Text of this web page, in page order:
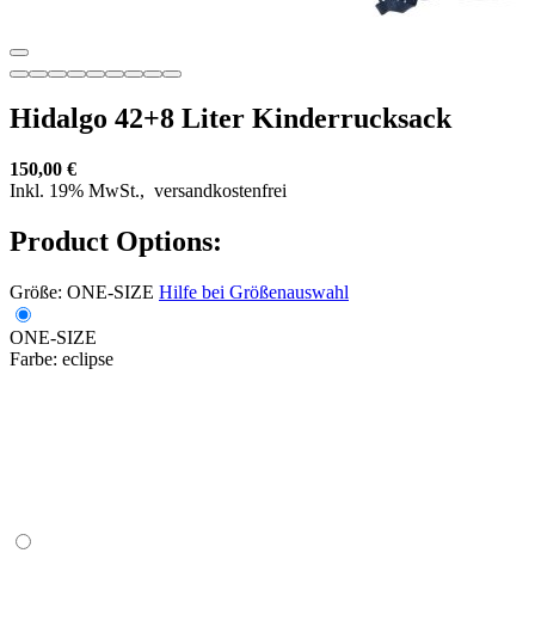
Hidalgo 42+8 Liter Kinderrucksack
150,00 €
Inkl. 19% MwSt., versandkostenfrei
Product Options:
Größe: ONE-SIZE Hilfe bei Größenauswahl
ONE-SIZE
Farbe: eclipse